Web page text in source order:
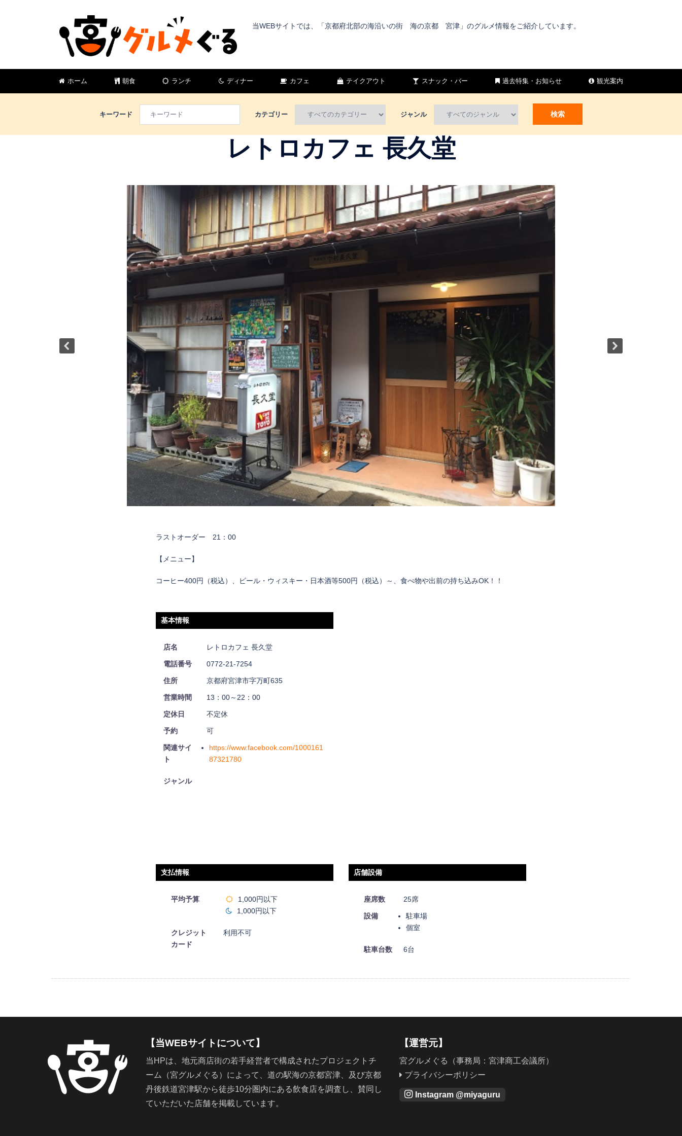
当WEBサイトでは、「京都府北部の海沿いの街 海の京都 宮津」のグルメ情報をご紹介しています。
ホーム 朝食 ランチ ディナー カフェ テイクアウト スナック・バー 過去特集・お知らせ 観光案内
キーワード カテゴリー ジャンル
レトロカフェ 長久堂
ラストオーダー 21：00
【メニュー】
コーヒー400円（税込）、ビール・ウィスキー・日本酒等500円（税込）～、食べ物や出前の持ち込みOK！！
基本情報
店名 レトロカフェ 長久堂
電話番号 0772-21-7254
住所 京都府宮津市字万町635
営業時間 13：00～22：00
定休日 不定休
予約 可
関連サイ
ト
https://www.facebook.com/1000161
87321780
ジャンル
支払情報
平均予算
1,000円以下
1,000円以下
クレジット
カード
利用不可
店舗設備
座席数 25席
設備
駐車場
個室
駐車台数 6台
【当WEBサイトについて】
当HPは、地元商店街の若手経営者で構成されたプロジェクトチ
ーム（宮グルメぐる）によって、道の駅海の京都宮津、及び京都
丹後鉄道宮津駅から徒歩10分圏内にある飲食店を調査し、賛同し
ていただいた店舗を掲載しています。
【運営元】
宮グルメぐる（事務局：宮津商工会議所）
プライバシーポリシー
Instagram @miyaguru